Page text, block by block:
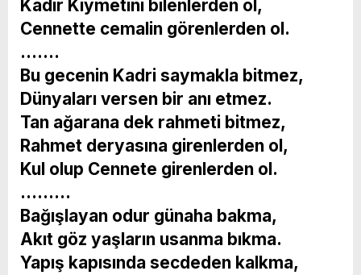
Kadir Kıymetini bilenlerden ol,
Cennette cemalin görenlerden ol.
…….
Bu gecenin Kadri saymakla bitmez,
Dünyaları versen bir anı etmez.
Tan ağarana dek rahmeti bitmez,
Rahmet deryasına girenlerden ol,
Kul olup Cennete girenlerden ol.
………
Bağışlayan odur günaha bakma,
Akıt göz yaşların usanma bıkma.
Yapış kapısında secdeden kalkma,